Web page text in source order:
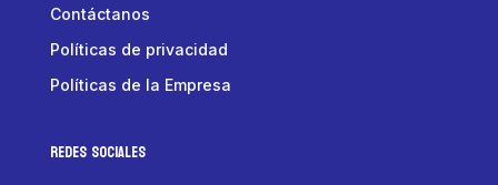
Contáctanos
Políticas de privacidad
Políticas de la Empresa
Redes Sociales